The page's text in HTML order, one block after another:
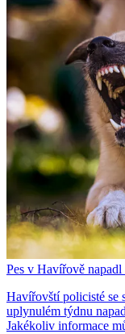
Pes v Havířově
Havířovští policisté se
uplynulém týdnu
Jakékoliv informace